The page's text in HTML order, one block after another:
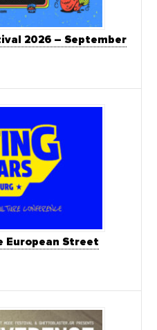
2026 – September
European Street